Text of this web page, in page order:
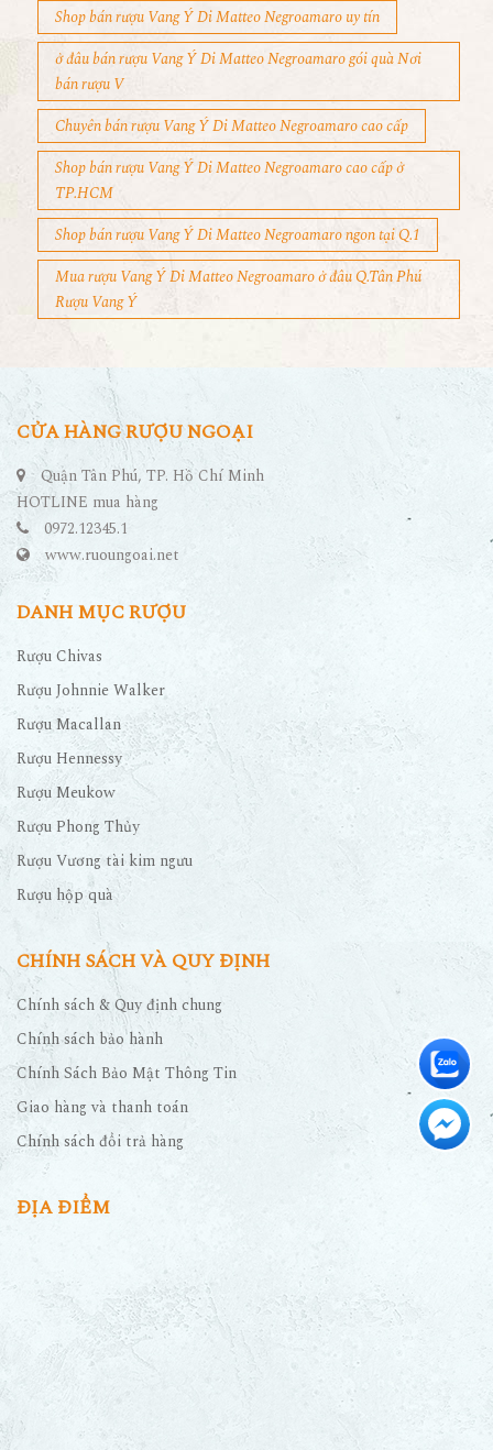
Shop bán rượu Vang Ý Di Matteo Negroamaro uy tín
ở đâu bán rượu Vang Ý Di Matteo Negroamaro gói quà Nơi
bán rượu V
Chuyên bán rượu Vang Ý Di Matteo Negroamaro cao cấp
Shop bán rượu Vang Ý Di Matteo Negroamaro cao cấp ở
TP.HCM
Shop bán rượu Vang Ý Di Matteo Negroamaro ngon tại Q.1
Mua rượu Vang Ý Di Matteo Negroamaro ở đâu Q.Tân Phú
Rượu Vang Ý
CỬA HÀNG RƯỢU NGOẠI
Quận Tân Phú, TP. Hồ Chí Minh
HOTLINE mua hàng
0972.12345.1
www.ruoungoai.net
DANH MỤC RƯỢU
Rượu Chivas
Rượu Johnnie Walker
Rượu Macallan
Rượu Hennessy
Rượu Meukow
Rượu Phong Thủy
Rượu Vương tài kim ngưu
Rượu hộp quà
CHÍNH SÁCH VÀ QUY ĐỊNH
Chính sách & Quy định chung
Chính sách bảo hành
Chính Sách Bảo Mật Thông Tin
Giao hàng và thanh toán
Chính sách đổi trả hàng
ĐỊA ĐIỂM